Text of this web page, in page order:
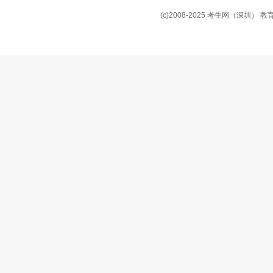
(c)2008-2025 考生网（深圳）